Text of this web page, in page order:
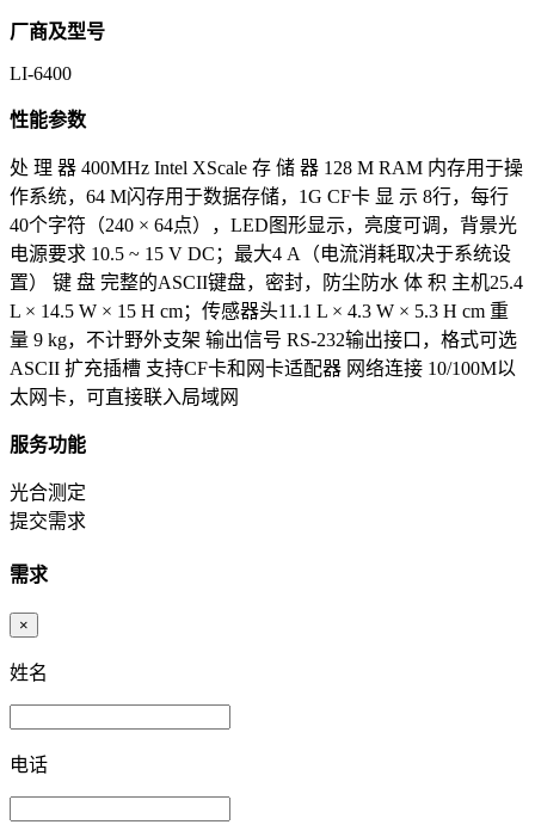
厂商及型号
LI-6400
性能参数
处 理 器 400MHz Intel XScale 存 储 器 128 M RAM 内存用于操
作系统，64 M闪存用于数据存储，1G CF卡 显 示 8行，每行
40个字符（240 × 64点），LED图形显示，亮度可调，背景光
电源要求 10.5 ~ 15 V DC；最大4 A（电流消耗取决于系统设
置） 键 盘 完整的ASCII键盘，密封，防尘防水 体 积 主机25.4
L × 14.5 W × 15 H cm；传感器头11.1 L × 4.3 W × 5.3 H cm 重
量 9 kg，不计野外支架 输出信号 RS-232输出接口，格式可选
ASCII 扩充插槽 支持CF卡和网卡适配器 网络连接 10/100M以
太网卡，可直接联入局域网
服务功能
光合测定
提交需求
需求
×
姓名
电话